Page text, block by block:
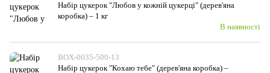
Набір цукерок "Любов у кожній цукерці" (дерев'яна
коробка) – 1 кг
В наявності
BOX-0035-500-13
Набір цукерок "Кохаю тебе" (дерев'яна коробка) –